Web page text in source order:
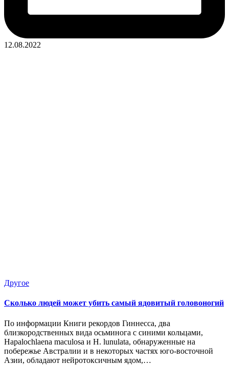
12.08.2022
Опубликовано
Другое
Сколько людей может убить самый ядовитый головоногий
По информации Книги рекордов Гиннесса, два
близкородственных вида осьминога с синими кольцами,
Hapalochlaena maculosa и H. lunulata, обнаруженные на
побережье Австралии и в некоторых частях юго-восточной
Азии, обладают нейротоксичным ядом,…